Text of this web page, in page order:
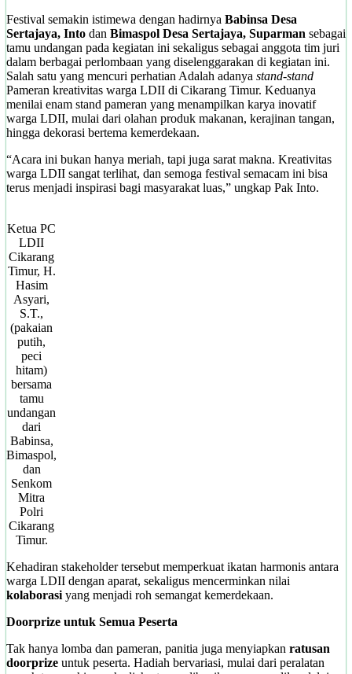
Festival semakin istimewa dengan hadirnya Babinsa Desa
Sertajaya, Into dan Bimaspol Desa Sertajaya, Suparman sebagai
tamu undangan pada kegiatan ini sekaligus sebagai anggota tim juri
dalam berbagai perlombaan yang diselenggarakan di kegiatan ini.
Salah satu yang mencuri perhatian Adalah adanya stand-stand
Pameran kreativitas warga LDII di Cikarang Timur. Keduanya
menilai enam stand pameran yang menampilkan karya inovatif
warga LDII, mulai dari olahan produk makanan, kerajinan tangan,
hingga dekorasi bertema kemerdekaan.
“Acara ini bukan hanya meriah, tapi juga sarat makna. Kreativitas
warga LDII sangat terlihat, dan semoga festival semacam ini bisa
terus menjadi inspirasi bagi masyarakat luas,” ungkap Pak Into.
Ketua PC
LDII
Cikarang
Timur, H.
Hasim
Asyari,
S.T.,
(pakaian
putih,
peci
hitam)
bersama
tamu
undangan
dari
Babinsa,
Bimaspol,
dan
Senkom
Mitra
Polri
Cikarang
Timur.
Kehadiran stakeholder tersebut memperkuat ikatan harmonis antara
warga LDII dengan aparat, sekaligus mencerminkan nilai
kolaborasi yang menjadi roh semangat kemerdekaan.
Doorprize untuk Semua Peserta
Tak hanya lomba dan pameran, panitia juga menyiapkan ratusan
doorprize untuk peserta. Hadiah bervariasi, mulai dari peralatan